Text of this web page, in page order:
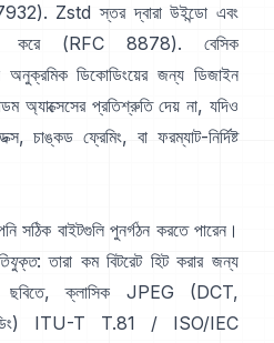
. Zstd স্তর দ্বারা উইন্ডো এবং
করে
(RFC 8878). বেসিক
ডিকোডিংয়ের জন্য ডিজাইন
অ্যাক্সেসের প্রতিশ্রুতি দেয় না, যদিও
চাঙ্কড ফ্রেমিং, বা ফরম্যাট-নির্দিষ্ট
সঠিক বাইটগুলি পুনর্গঠন করতে পারেন।
: তারা কম বিটরেট হিট করার জন্য
ছবিতে, ক্লাসিক JPEG (DCT,
ITU-T T.81 / ISO/IEC